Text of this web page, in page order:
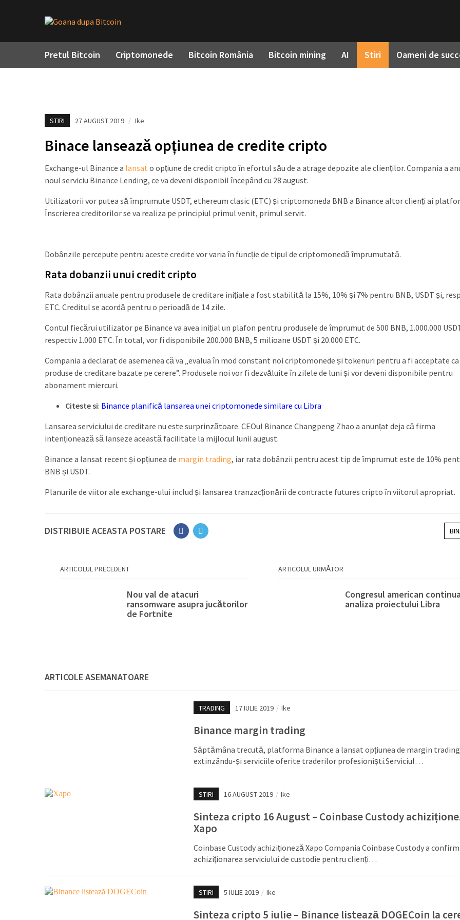
Pretul Bitcoin Criptomonede Bitcoin România Bitcoin mining AI Stiri Oameni de
STIRI 27 AUGUST 2019 / Ike
Binace lansează opțiunea de credite cripto
Exchange-ul Binance a lansat o opțiune de credit cripto în efortul său de a atrage depozite ale clienților. Compania a
noul serviciu Binance Lending, ce va deveni disponibil începând cu 28 august.
Utilizatorii vor putea să împrumute USDT, ethereum clasic (ETC) și criptomoneda BNB a Binance altor clienți ai
Înscrierea creditorilor se va realiza pe principiul primul venit, primul servit.
Dobânzile percepute pentru aceste credite vor varia în funcție de tipul de criptomonedă împrumutată.
Rata dobanzii unui credit cripto
Rata dobânzii anuale pentru produsele de creditare inițiale a fost stabilită la 15%, 10% și 7% pentru BNB, USDT și,
ETC. Creditul se acordă pentru o perioadă de 14 zile.
Contul fiecărui utilizator pe Binance va avea inițial un plafon pentru produsele de împrumut de 500 BNB, 1.000.000
respectiv 1.000 ETC. În total, vor fi disponibile 200.000 BNB, 5 milioane USDT și 20.000 ETC.
Compania a declarat de asemenea că va „evalua în mod constant noi criptomonede și tokenuri pentru a fi acceptate ca
produse de creditare bazate pe cerere”. Produsele noi vor fi dezvăluite în zilele de luni și vor deveni disponibile pentru
abonament miercuri.
Citeste si: Binance planifică lansarea unei criptomonede similare cu Libra
Lansarea serviciului de creditare nu este surprinzătoare. CEOul Binance Changpeng Zhao a anunțat deja că firma
intenționează să lanseze această facilitate la mijlocul lunii august.
Binance a lansat recent și opțiunea de margin trading, iar rata dobânzii pentru acest tip de împrumut este de 10%
BNB și USDT.
Planurile de viitor ale exchange-ului includ și lansarea tranzacționării de contracte futures cripto în viitorul apropriat.
DISTRIBUIE ACEASTA POSTARE
ARTICOLUL PRECEDENT
Nou val de atacuri
ransomware asupra jucătorilor
de Fortnite
ARTICOLUL URMĂTOR
Congresul american continua
analiza proiectului Libra
ARTICOLE ASEMANATOARE
TRADING 17 IULIE 2019 / Ike
Binance margin trading
Săptămâna trecută, platforma Binance a lansat opțiunea de margin
extinzându-și serviciile oferite traderilor profesioniști.Serviciul…
STIRI 16 AUGUST 2019 / Ike
Sinteza cripto 16 August – Coinbase Custody
Xapo
Coinbase Custody achiziționeză Xapo Compania Coinbase Custody a
achiziționarea serviciului de custodie pentru clienți…
STIRI 5 IULIE 2019 / Ike
Sinteza cripto 5 iulie – Binance listează DOGECoin la